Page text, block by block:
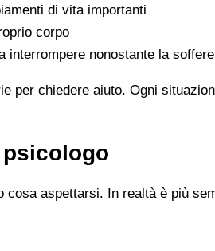
di vita importanti
corpo
nonostante la
per chiedere aiuto. Ogni
aspettarsi. In realtà è più